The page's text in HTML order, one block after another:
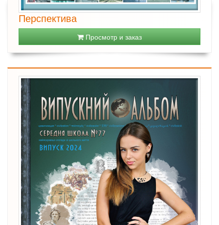
Перспектива
Просмотр и заказ